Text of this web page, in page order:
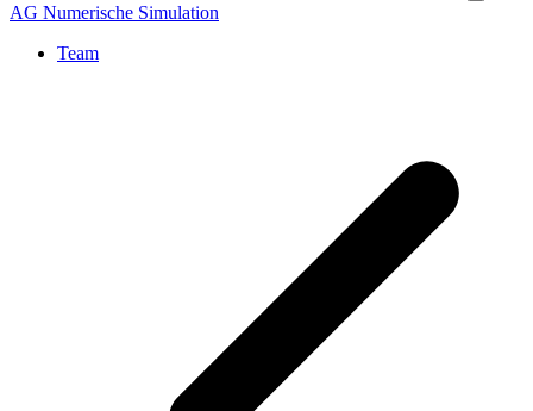
AG Numerische Simulation
Team